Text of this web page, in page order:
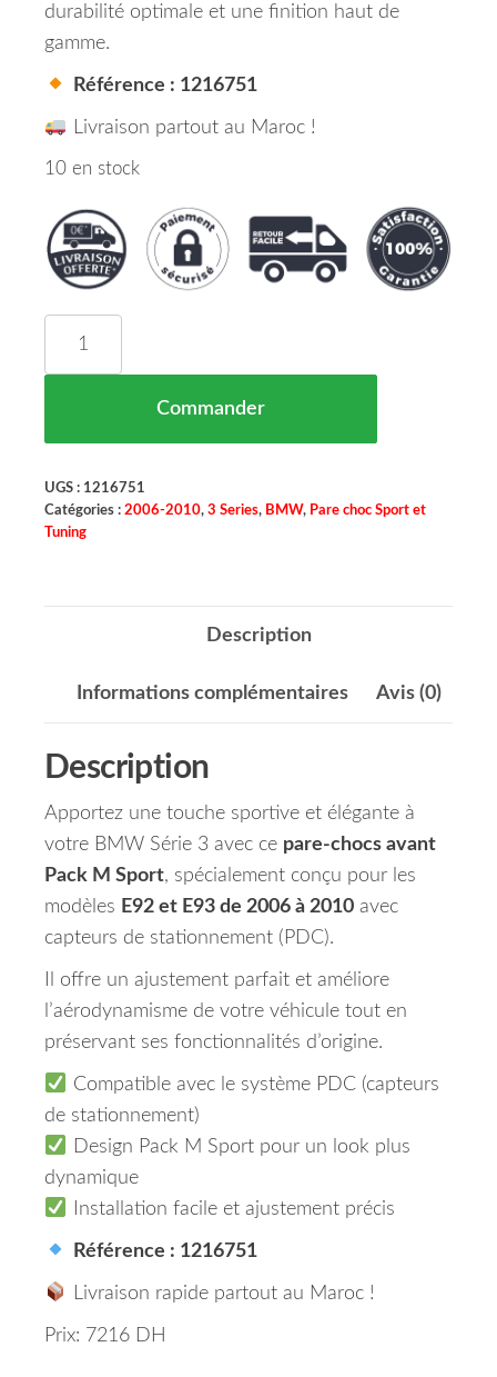
durabilité optimale et une finition haut de
gamme.
Référence : 1216751
Livraison partout au Maroc !
10 en stock
Commander
UGS : 1216751
Catégories : 2006-2010, 3 Series, BMW, Pare choc Sport et
Tuning
Description
Informations complémentaires Avis (0)
Description
Apportez une touche sportive et élégante à
votre BMW Série 3 avec ce pare-chocs avant
Pack M Sport, spécialement conçu pour les
modèles E92 et E93 de 2006 à 2010 avec
capteurs de stationnement (PDC).
Il offre un ajustement parfait et améliore
l’aérodynamisme de votre véhicule tout en
préservant ses fonctionnalités d’origine.
Compatible avec le système PDC (capteurs
de stationnement)
Design Pack M Sport pour un look plus
dynamique
Installation facile et ajustement précis
Référence : 1216751
Livraison rapide partout au Maroc !
Prix: 7216 DH